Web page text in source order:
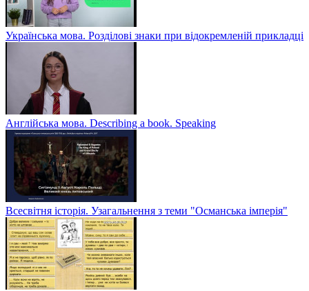
Українська мова. Розділові знаки при відокремленій прикладці
Англійська мова. Describing a book. Speaking
Всесвітня історія. Узагальнення з теми "Османська імперія"